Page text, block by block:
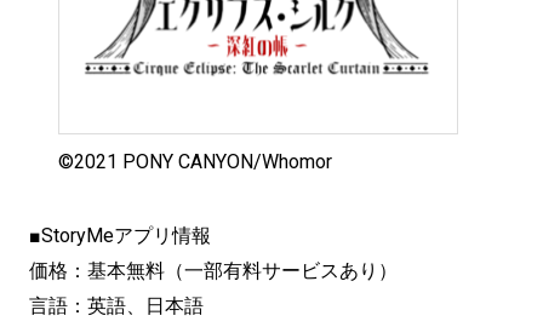
©2021 PONY CANYON/Whomor
■StoryMeアプリ情報
価格：基本無料（一部有料サービスあり）
言語：英語、日本語